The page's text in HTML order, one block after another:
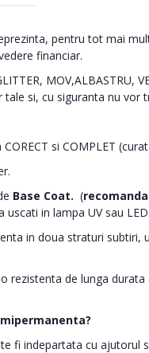
pentru tot mai
financiar.
MOV,ALBASTRU,
si, cu siguranta nu vor
si COMPLET
Base Coat. (
uscati in lampa UV sau LED.
in doua straturi subtiri,
rezistenta de lunga durata
fi indepartata cu ajutorul